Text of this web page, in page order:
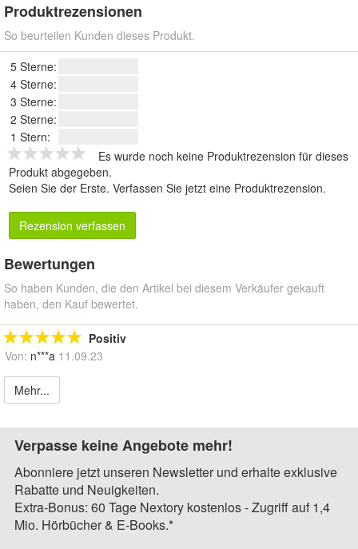
Produktrezensionen
So beurteilen Kunden dieses Produkt.
5 Sterne:
4 Sterne:
3 Sterne:
2 Sterne:
1 Stern:
Es wurde noch keine Produktrezension für dieses
Produkt abgegeben.
Seien Sie der Erste. Verfassen Sie jetzt eine Produktrezension.
Rezension verfassen
Bewertungen
So haben Kunden, die den Artikel bei diesem Verkäufer gekauft
haben, den Kauf bewertet.
Positiv
Von: n***a 11.09.23
Mehr...
Verpasse keine Angebote mehr!
Abonniere jetzt unseren Newsletter und erhalte exklusive
Rabatte und Neuigkeiten.
Extra-Bonus: 60 Tage Nextory kostenlos - Zugriff auf 1,4
Mio. Hörbücher & E-Books.*